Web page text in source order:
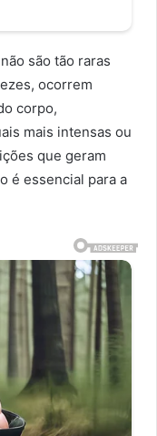
são tão raras
ocorrem
corpo,
mais intensas ou
que geram
é essencial para a